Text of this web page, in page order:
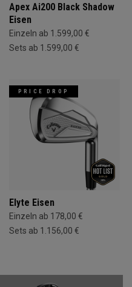
Apex Ai200 Black Shadow
Eisen
Einzeln ab 1.599,00 €
Sets ab 1.599,00 €
PRICE DROP
Elyte Eisen
Einzeln ab 178,00 €
Sets ab 1.156,00 €